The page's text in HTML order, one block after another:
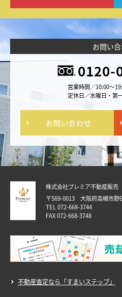
お問い
0120-
営業時間／10:00～
定休日／水曜日・第
お問い合わせ
株式会社プレミア不動産販売
〒569-0013 大阪府高槻市野
TEL 072-668-3744
FAX 072-668-3748
不動産査定なら「すまいステップ」